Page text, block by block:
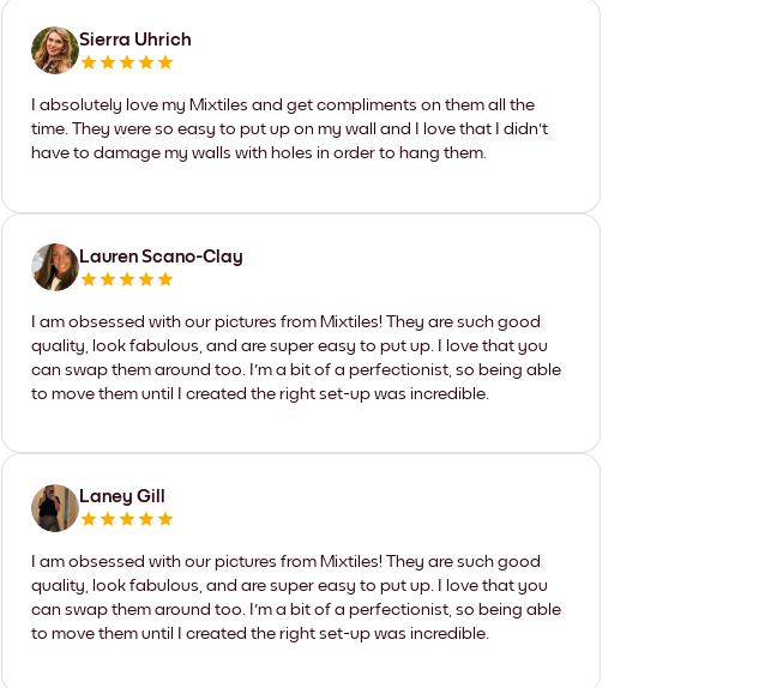
Sierra Uhrich
I absolutely love my Mixtiles and get compliments on them all the
time. They were so easy to put up on my wall and I love that I didn't
have to damage my walls with holes in order to hang them.
Lauren Scano-Clay
I am obsessed with our pictures from Mixtiles! They are such good
quality, look fabulous, and are super easy to put up. I love that you
can swap them around too. I'm a bit of a perfectionist, so being able
to move them until I created the right set-up was incredible.
Laney Gill
I am obsessed with our pictures from Mixtiles! They are such good
quality, look fabulous, and are super easy to put up. I love that you
can swap them around too. I'm a bit of a perfectionist, so being able
to move them until I created the right set-up was incredible.